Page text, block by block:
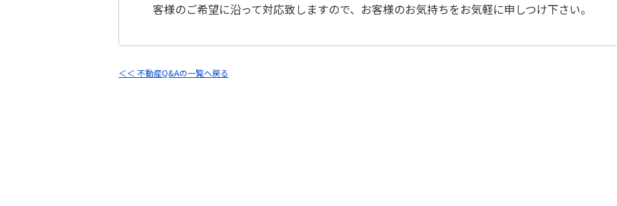
客様のご希望に沿って対応致しますので、お客様のお気持ちをお気軽に申しつけ下さい。
＜＜ 不動産Q&Aの一覧へ戻る